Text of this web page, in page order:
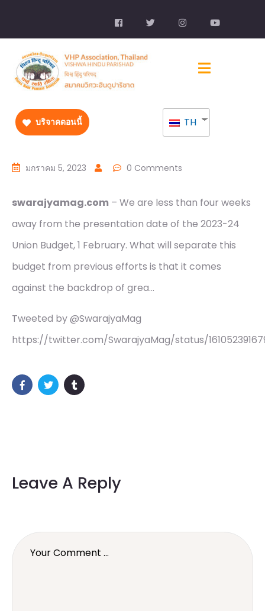
บริจาคตอนนี้ TH
มกราคม 5, 2023 0 Comments
swarajyamag.com – We are less than four weeks
away from the presentation date of the 2023-24
Union Budget, 1 February. What will separate this
budget from previous efforts is that it comes
against the backdrop of grea…
Tweeted by @SwarajyaMag
https://twitter.com/SwarajyaMag/status/
Leave A Reply